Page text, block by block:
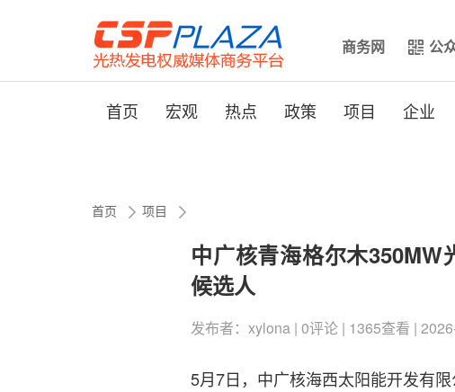
商务网 公
首页 宏观 热点 政策 项目 企业
首页 项目
中广核青海格尔木
候选人
发布者：xylona | 0评论 | 1365查看 |
5月7日，中广核海西太阳能开发有